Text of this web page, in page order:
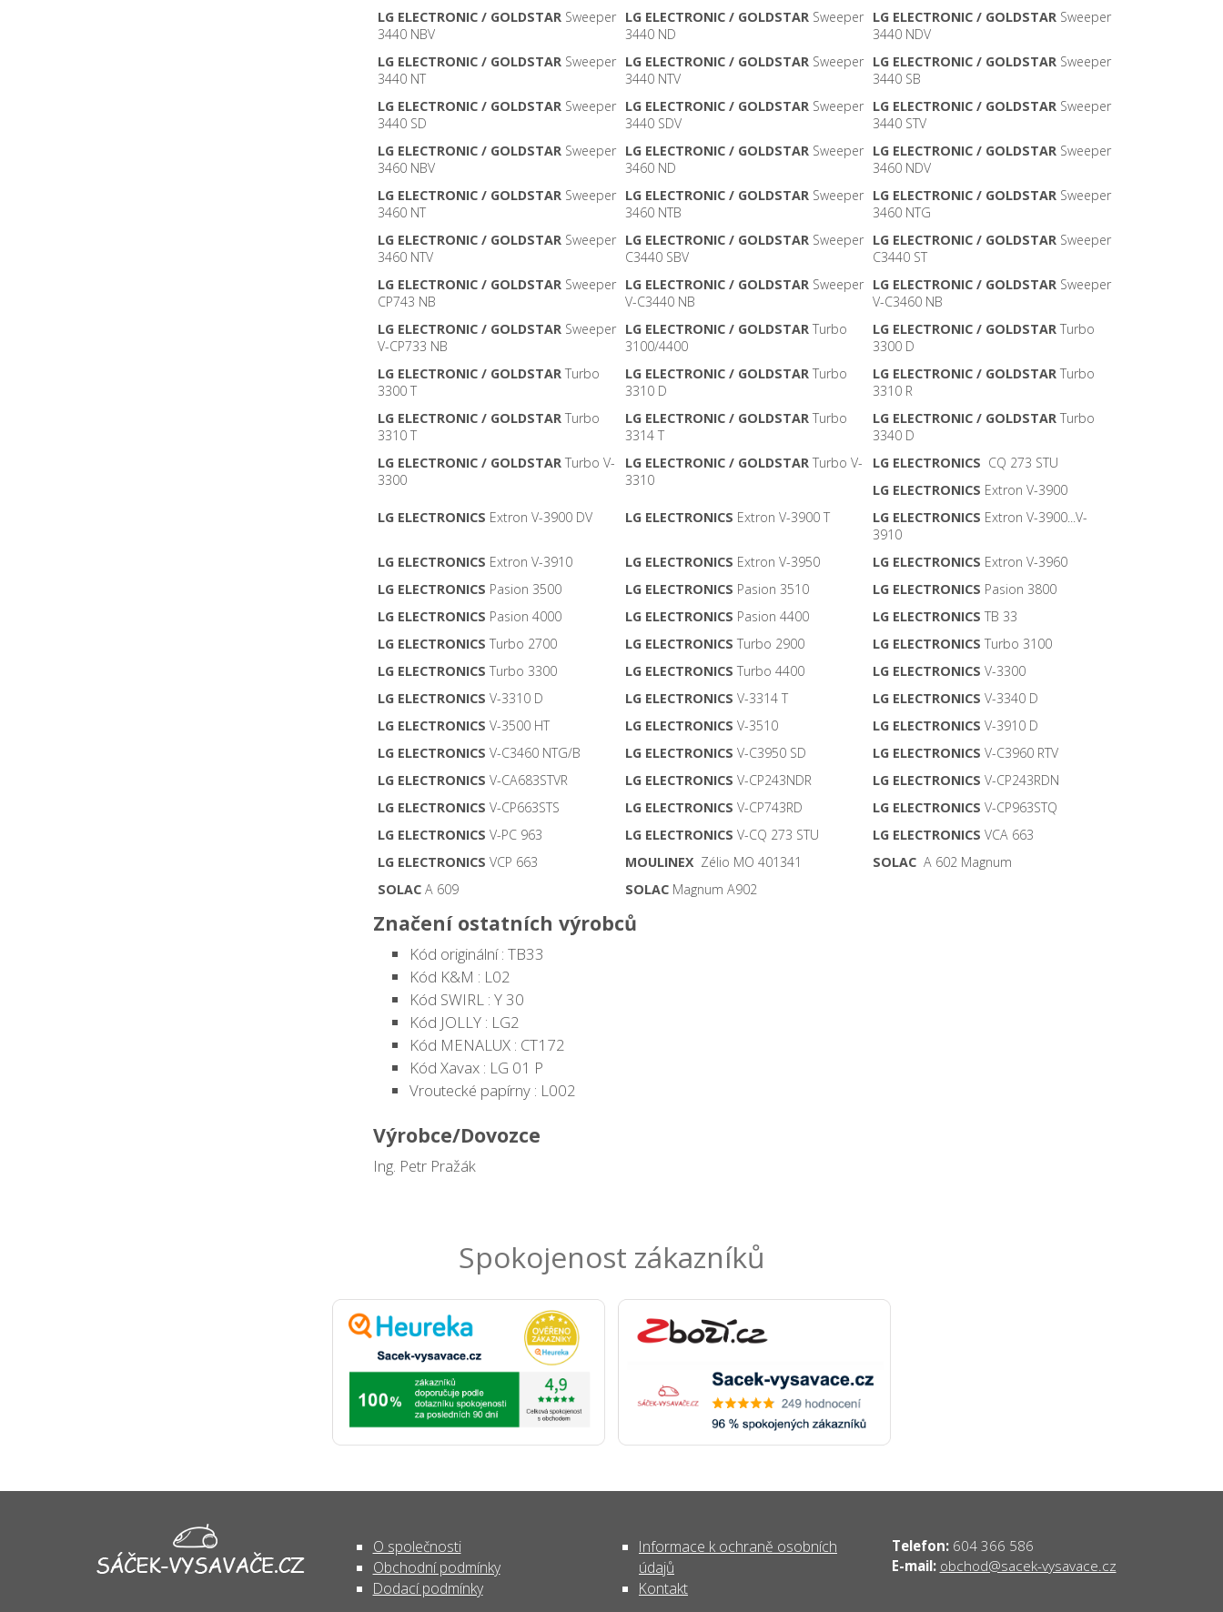
LG ELECTRONIC / GOLDSTARSweeper
3440 NBV
LG ELECTRONIC / GOLDSTARSweeper
3440 ND
LG ELECTRONIC / GOLDSTAR Sweeper
3440 NDV
LG ELECTRONIC / GOLDSTARSweeper
3440 NT
LG ELECTRONIC / GOLDSTARSweeper
3440 NTV
LG ELECTRONIC / GOLDSTAR Sweeper
3440 SB
LG ELECTRONIC / GOLDSTARSweeper
3440 SD
LG ELECTRONIC / GOLDSTARSweeper
3440 SDV
LG ELECTRONIC / GOLDSTAR Sweeper
3440 STV
LG ELECTRONIC / GOLDSTARSweeper
3460 NBV
LG ELECTRONIC / GOLDSTARSweeper
3460 ND
LG ELECTRONIC / GOLDSTAR Sweeper
3460 NDV
LG ELECTRONIC / GOLDSTARSweeper
3460 NT
LG ELECTRONIC / GOLDSTARSweeper
3460 NTB
LG ELECTRONIC / GOLDSTAR Sweeper
3460 NTG
LG ELECTRONIC / GOLDSTARSweeper
3460 NTV
LG ELECTRONIC / GOLDSTARSweeper
C3440 SBV
LG ELECTRONIC / GOLDSTAR Sweeper
C3440 ST
LG ELECTRONIC / GOLDSTARSweeper
CP743 NB
LG ELECTRONIC / GOLDSTARSweeper
V-C3440 NB
LG ELECTRONIC / GOLDSTAR Sweeper
V-C3460 NB
LG ELECTRONIC / GOLDSTARSweeper
V-CP733 NB
LG ELECTRONIC / GOLDSTARTurbo
3100/4400
LG ELECTRONIC / GOLDSTAR Turbo
3300 D
LG ELECTRONIC / GOLDSTARTurbo
3300 T
LG ELECTRONIC / GOLDSTARTurbo
3310 D
LG ELECTRONIC / GOLDSTAR Turbo
3310 R
LG ELECTRONIC / GOLDSTARTurbo
3310 T
LG ELECTRONIC / GOLDSTARTurbo
3314 T
LG ELECTRONIC / GOLDSTAR Turbo
3340 D
LG ELECTRONIC / GOLDSTARTurbo V-
3300
LG ELECTRONIC / GOLDSTARTurbo V-
3310
LG ELECTRONICS CQ 273 STU
LG ELECTRONICS Extron V-3900
LG ELECTRONICS Extron V-3900 DV LG ELECTRONICS Extron V-3900 T LG ELECTRONICS Extron V-3900...V-
3910
LG ELECTRONICS Extron V-3910 LG ELECTRONICS Extron V-3950 LG ELECTRONICS Extron V-3960
LG ELECTRONICS Pasion 3500 LG ELECTRONICS Pasion 3510 LG ELECTRONICS Pasion 3800
LG ELECTRONICS Pasion 4000 LG ELECTRONICS Pasion 4400 LG ELECTRONICS TB 33
LG ELECTRONICS Turbo 2700 LG ELECTRONICS Turbo 2900 LG ELECTRONICS Turbo 3100
LG ELECTRONICS Turbo 3300 LG ELECTRONICS Turbo 4400 LG ELECTRONICS V-3300
LG ELECTRONICS V-3310 D LG ELECTRONICS V-3314 T LG ELECTRONICS V-3340 D
LG ELECTRONICS V-3500 HT LG ELECTRONICS V-3510 LG ELECTRONICS V-3910 D
LG ELECTRONICS V-C3460 NTG/B LG ELECTRONICS V-C3950 SD LG ELECTRONICS V-C3960 RTV
LG ELECTRONICS V-CA683STVR LG ELECTRONICS V-CP243NDR LG ELECTRONICS V-CP243RDN
LG ELECTRONICS V-CP663STS LG ELECTRONICS V-CP743RD LG ELECTRONICS V-CP963STQ
LG ELECTRONICS V-PC 963 LG ELECTRONICS V-CQ 273 STU LG ELECTRONICS VCA 663
LG ELECTRONICS VCP 663 MOULINEXZélio MO 401341 SOLAC A 602 Magnum
SOLACA 609 SOLACMagnum A902
Značení ostatních výrobců
Kód originální : TB33
Kód K&M : L02
Kód SWIRL : Y 30
Kód JOLLY : LG2
Kód MENALUX : CT172
Kód Xavax : LG 01 P
Vroutecké papírny : L002
Výrobce/Dovozce
Ing. Petr Pražák
Spokojenost zákazníků
O společnosti
Obchodní podmínky
Dodací podmínky
Informace k ochraně osobních
údajů
Kontakt
Telefon:604 366 586
E-mail: obchod@sacek-vysavace.cz